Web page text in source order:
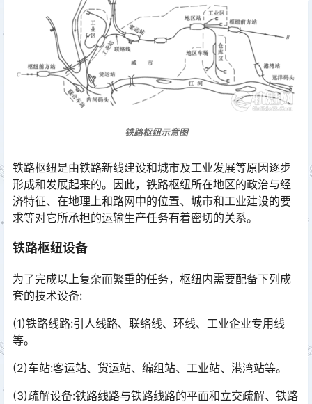
铁路枢纽示意图
铁路枢纽是由铁路新线建设和城市及工业发展等原因逐步
形成和发展起来的。因此，铁路枢纽所在地区的政治与经
济特征、在地理上和路网中的位置、城市和工业建设的要
求等对它所承担的运输生产任务有着密切的关系。󠅅󠅃󠄵󠅂󠄪󠇖󠆨󠆨󠇕󠆞󠆒󠅬󠇘󠆭󠆘󠇙󠆝󠅵󠇗󠆭󠆁󠄐󠇗󠅹󠅸󠇖󠆍󠅳󠇖󠅹󠅰󠇖󠆌󠅹
铁路枢纽设备
为了完成以上复杂而繁重的任务，枢纽内需要配备下列成
套的技术设备:
(1)铁路线路:引人线路、联络线、环线、工业企业专用线
等。
(2)车站:客运站、货运站、编组站、工业站、港湾站等。
(3)疏解设备:铁路线路与铁路线路的平面和立交疏解、铁路